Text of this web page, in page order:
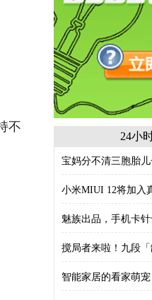
不
24小
宝妈分不清三胞胎
小米MIUI 12将加入
魅族出品，手机卡
搅局者来啦！九段
智能家居的看家萌